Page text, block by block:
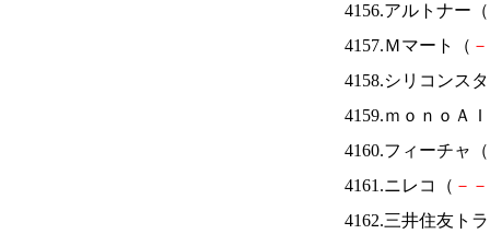
4156.アルトナー（
4157.Ｍマート（ －
4158.シリコンス
4159.ｍｏｎｏＡ
4160.フィーチャ（
4161.ニレコ（ － －
4162.三井住友ト